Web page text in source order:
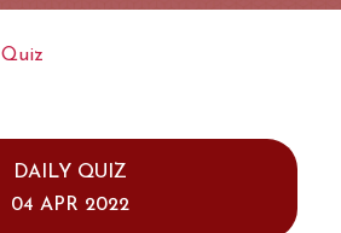
Quiz
DAILY QUIZ
04 APR 2022